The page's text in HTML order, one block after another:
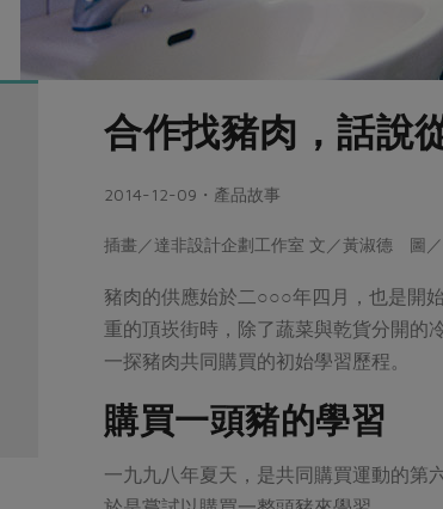
合作找豬肉，話說
2014-12-09・產品故事
插畫／達非設計企劃工作室 文／黃淑德 圖
豬肉的供應始於二○○○年四月，也是開
重的頂崁街時，除了蔬菜與乾貨分開的
一探豬肉共同購買的初始學習歷程。
購買一頭豬的學習
一九九八年夏天，是共同購買運動的第